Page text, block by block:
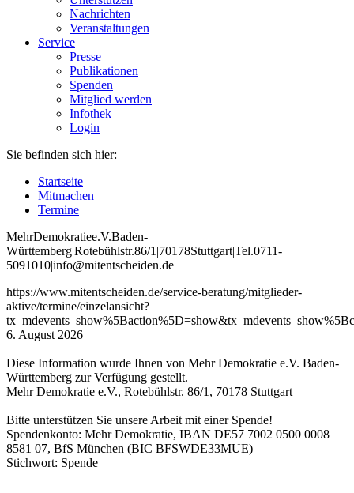
Nachrichten
Veranstaltungen
Service
Presse
Publikationen
Spenden
Mitglied werden
Infothek
Login
Sie befinden sich hier:
Startseite
Mitmachen
Termine
MehrDemokratiee.V.Baden-
Württemberg|Rotebühlstr.86/1 |70178Stuttgart|Tel.0711-
5091010|info@mitentscheiden.de
https://www.mitentscheiden.de/service-beratung/mitglieder-
aktive/termine/einzelansicht?
6. August 2026
Diese Information wurde Ihnen von Mehr Demokratie e.V. Baden-
Württemberg zur Verfügung gestellt.
Mehr Demokratie e.V., Rotebühlstr. 86/1, 70178 Stuttgart
Bitte unterstützen Sie unsere Arbeit mit einer Spende!
Spendenkonto: Mehr Demokratie, IBAN DE57 7002 0500 0008
8581 07, BfS München (BIC BFSWDE33MUE)
Stichwort: Spende